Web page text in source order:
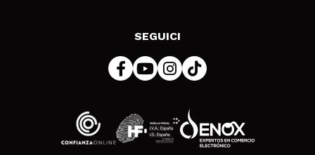
SEGUICI